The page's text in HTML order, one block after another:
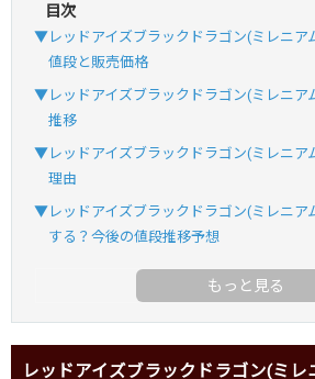
目次
▼レッドアイズブラックドラゴン(ミレニア
値段と販売価格
▼レッドアイズブラックドラゴン(ミレニア
推移
▼レッドアイズブラックドラゴン(ミレニア
理由
▼レッドアイズブラックドラゴン(ミレニア
する？今後の値段推移予想
レッドアイズブラックドラゴン(ミ